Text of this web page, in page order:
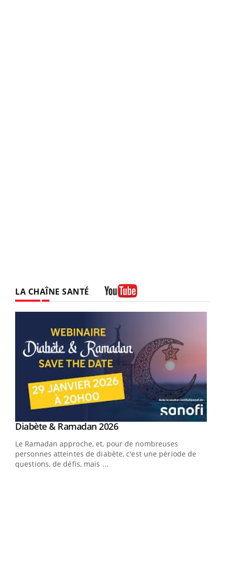
LA CHAÎNE SANTÉ
Youtube
Diabète & Ramadan 2026Youtube
Le Ramadan approche, et, pour de nombreuses
personnes atteintes de diabète, c'est une période de
questions, de défis, mais ...